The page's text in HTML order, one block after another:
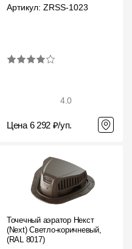
Артикул: ZRSS-1023
4.0
Цена 6 292 ₽/уп.
Точечный аэратор Некст
(Next) Светло-коричневый,
(RAL 8017)